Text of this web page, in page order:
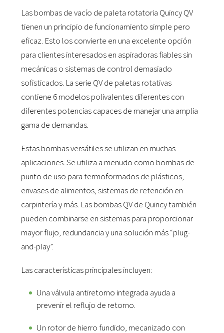
Las bombas de vacío de paleta rotatoria Quincy QV
tienen un principio de funcionamiento simple pero
eficaz. Esto los convierte en una excelente opción
para clientes interesados en aspiradoras fiables sin
mecánicas o sistemas de control demasiado
sofisticados. La serie QV de paletas rotativas
contiene 6 modelos polivalentes diferentes con
diferentes potencias capaces de manejar una amplia
gama de demandas.
Estas bombas versátiles se utilizan en muchas
aplicaciones. Se utiliza a menudo como bombas de
punto de uso para termoformados de plásticos,
envases de alimentos, sistemas de retención en
carpintería y más. Las bombas QV de Quincy también
pueden combinarse en sistemas para proporcionar
mayor flujo, redundancia y una solución más “plug-
and-play”.
Las características principales incluyen:
Una válvula antiretorno integrada ayuda a
prevenir el reflujo de retorno.
Un rotor de hierro fundido, mecanizado con